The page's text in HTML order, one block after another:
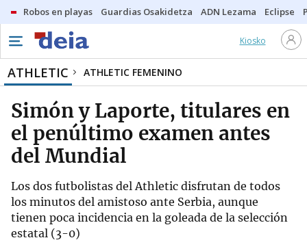
Robos en playas Guardias Osakidetza ADN Lezama Eclipse
Kiosko
ATHLETIC ATHLETIC FEMENINO
Simón y Laporte, titulares en
el penúltimo examen antes
del Mundial
Los dos futbolistas del Athletic disfrutan de todos
los minutos del amistoso ante Serbia, aunque
tienen poca incidencia en la goleada de la selección
estatal (3-0)